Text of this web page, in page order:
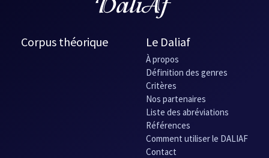
Corpus théorique Le Daliaf
À propos
Définition des genres
Critères
Nos partenaires
Liste des abréviations
Références
Comment utiliser le DALIAF
Contact